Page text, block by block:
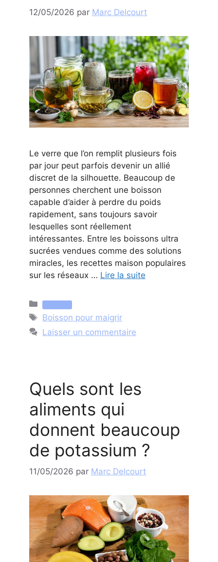
12/05/2026 par Marc Delcourt
Le verre que l’on remplit plusieurs fois
par jour peut parfois devenir un allié
discret de la silhouette. Beaucoup de
personnes cherchent une boisson
capable d’aider à perdre du poids
rapidement, sans toujours savoir
lesquelles sont réellement
intéressantes. Entre les boissons ultra
sucrées vendues comme des solutions
miracles, les recettes maison populaires
sur les réseaux … Lire la suite
Catégories
Étiquettes
Boisson pour maigrir
Laisser un commentaire
Quels sont les
aliments qui
donnent beaucoup
de potassium ?
11/05/2026 par Marc Delcourt